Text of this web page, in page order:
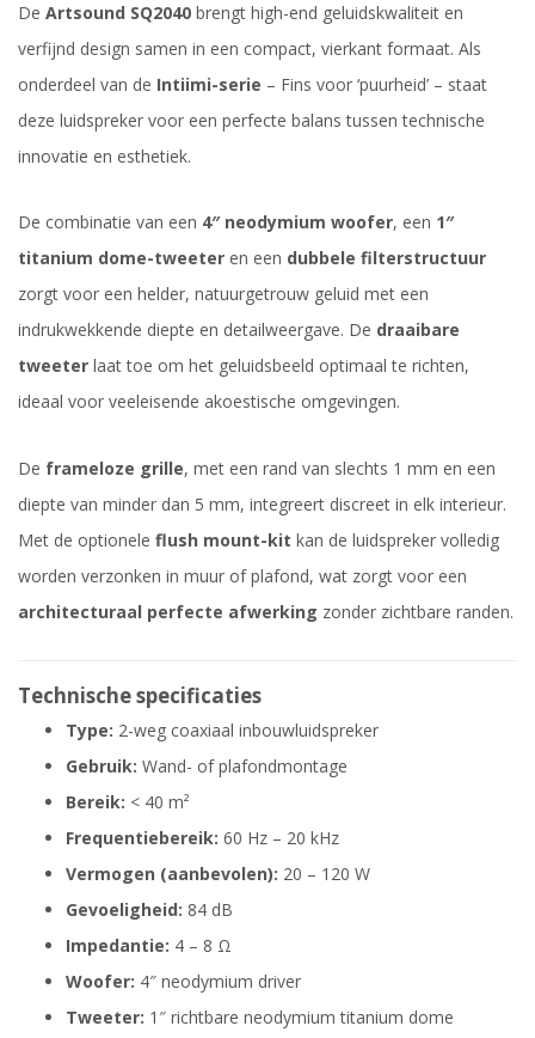
De Artsound SQ2040 brengt high-end geluidskwaliteit en
verfijnd design samen in een compact, vierkant formaat. Als
onderdeel van de Intiimi-serie – Fins voor ‘puurheid’ – staat
deze luidspreker voor een perfecte balans tussen technische
innovatie en esthetiek.
De combinatie van een 4″ neodymium woofer, een 1″
titanium dome-tweeter en een dubbele filterstructuur
zorgt voor een helder, natuurgetrouw geluid met een
indrukwekkende diepte en detailweergave. De draaibare
tweeter laat toe om het geluidsbeeld optimaal te richten,
ideaal voor veeleisende akoestische omgevingen.
De frameloze grille, met een rand van slechts 1 mm en een
diepte van minder dan 5 mm, integreert discreet in elk interieur.
Met de optionele flush mount-kit kan de luidspreker volledig
worden verzonken in muur of plafond, wat zorgt voor een
architecturaal perfecte afwerking zonder zichtbare randen.
Technische specificaties
Type: 2-weg coaxiaal inbouwluidspreker
Gebruik: Wand- of plafondmontage
Bereik: < 40 m²
Frequentiebereik: 60 Hz – 20 kHz
Vermogen (aanbevolen): 20 – 120 W
Gevoeligheid: 84 dB
Impedantie: 4 – 8 Ω
Woofer: 4″ neodymium driver
Tweeter: 1″ richtbare neodymium titanium dome